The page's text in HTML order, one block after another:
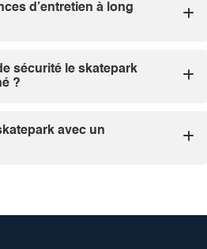
d’entretien à long
sécurité le skatepark
?
avec un